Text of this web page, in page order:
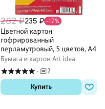
282 ₽235 ₽ -17%
Цветной картон
гофрированный
перламутровый, 5 цветов, А4
Бумага и картон Art idea
·
2
Купить